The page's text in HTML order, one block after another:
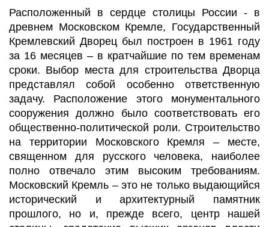
Расположенный в сердце столицы России - в
древнем Московском Кремле, Государственный
Кремлевский Дворец был построен в 1961 году
за 16 месяцев – в кратчайшие по тем временам
сроки. Выбор места для строительства Дворца
представлял собой особенно ответственную
задачу. Расположение этого монументального
сооружения должно было соответствовать его
общественно-политической роли. Строительство
на территории Московского Кремля – месте,
священном для русского человека, наиболее
полно отвечало этим высоким требованиям.
Московский Кремль – это не только выдающийся
исторический и архитектурный памятник
прошлого, но и, прежде всего, центр нашей